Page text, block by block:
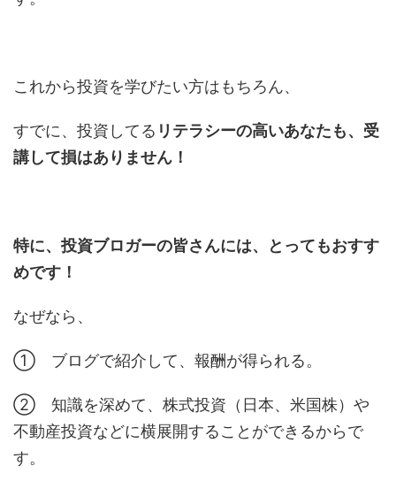
これから投資を学びたい方はもちろん、
すでに、投資してる リテラシーの高いあなたも、受
講して損はありません！
特に、投資ブロガーの皆さんには、とってもおすす
めです！
なぜなら、
① ブログで紹介して、報酬が得られる。
② 知識を深めて、株式投資（日本、米国株）や
不動産投資などに横展開することができるからで
す。